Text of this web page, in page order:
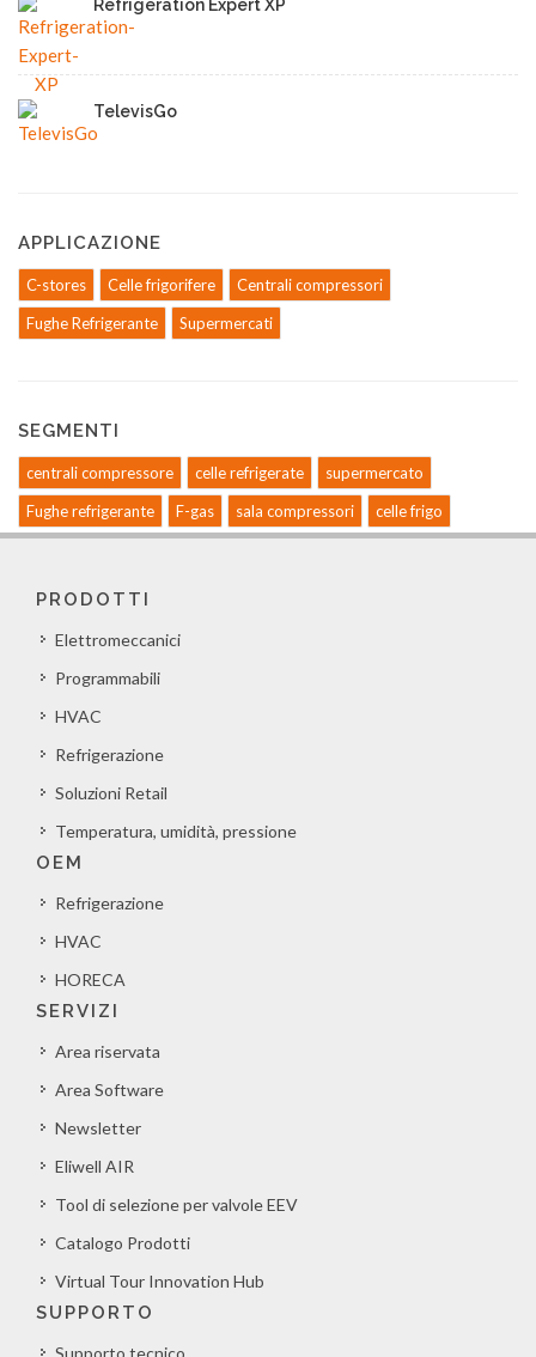
Refrigeration Expert XP
TelevisGo
APPLICAZIONE
C-stores Celle frigorifere
Centrali compressori
Fughe Refrigerante
Supermercati
SEGMENTI
centrali compressore celle refrigerate
supermercato
Fughe refrigerante
F-gas sala compressori celle frigo
PRODOTTI
Elettromeccanici
Programmabili
HVAC
Refrigerazione
Soluzioni Retail
Temperatura, umidità, pressione
OEM
Refrigerazione
HVAC
HORECA
SERVIZI
Area riservata
Area Software
Newsletter
Eliwell AIR
Tool di selezione per valvole EEV
Catalogo Prodotti
Virtual Tour Innovation Hub
SUPPORTO
Supporto tecnico